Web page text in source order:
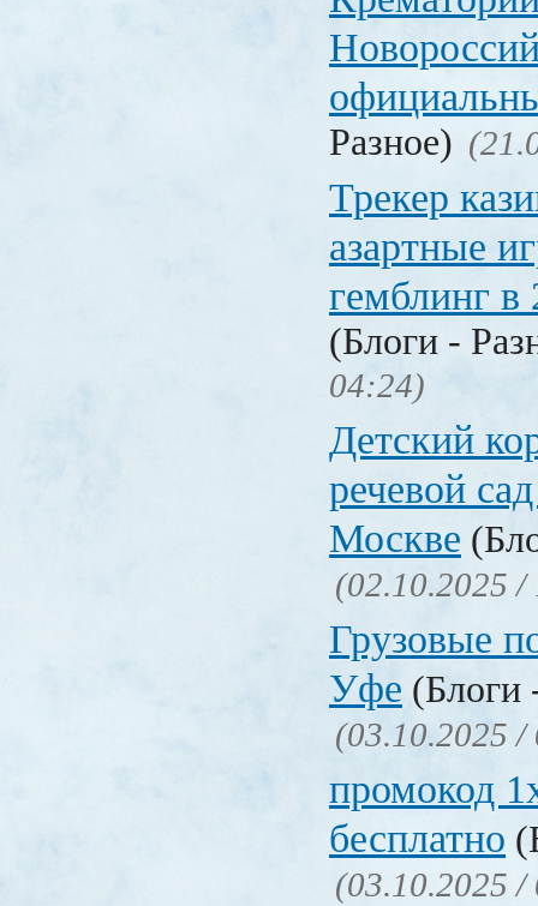
Разное)
Трекер
азартные
гемблинг в
(Блоги -
04:24)
Детский
речевой
Москве
(02.10.2025 /
Грузовые
Уфе (Блоги
(03.10.2025 /
промокод
бесплатно
(03.10.2025 /